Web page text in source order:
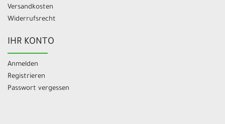
Versandkosten
Widerrufsrecht
IHR KONTO
Anmelden
Registrieren
Passwort vergessen